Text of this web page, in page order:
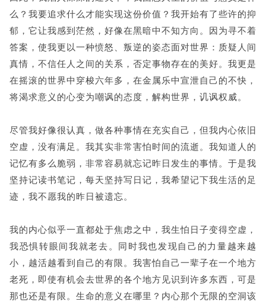
么？我要追求什么才能实现这份价值？我开始有了些许的抑
郁，它让我感到茫然，好像在黑暗中不知方向。因为寻不着
答案，使我更以一种愤怒、叛逆的姿态面对世界：质疑人间
真情，不信任人之间的关系，否定事物存在的美好。我更是
在摇滚的世界中穿梭六年多，在金属乐中宣泄自己的不快，
将渴求意义的心变为嘲讽的态度，解构世界，讥讽权威。
尽管我好像很认真，做各种事情在充实自己，但我内心依旧
空虚，没有满足。我其实非常害怕时间的流逝。我知道人的
记忆有多么脆弱，非常容易就忘记昨日发生的事情。于是我
坚持记读书笔记，每天坚持写日记，我希望记下我生活的足
迹，我不愿我的昨日被遗忘。
我的内心似乎一直都处于焦虑之中，我生怕日子变得空虚，
我恐惧转眼间我就老去。同时我也发现自己的力量越来越
小，越活越看到自己的有限。我害怕自己一辈子在一个地方
老死，即使有机会去世界的各个地方见识到许多东西，可是
那也还是有限。生命的意义在哪里？内心那个无限的空洞该